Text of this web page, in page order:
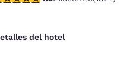
del hotel